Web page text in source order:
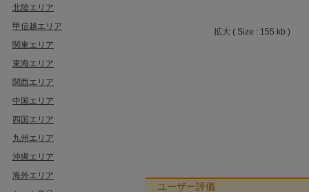
北陸エリア
甲信越エリア
関東エリア
東海エリア
関西エリア
中国エリア
四国エリア
九州エリア
沖縄エリア
海外エリア
拡大 ( Size : 155 kb )
ユーザー評価